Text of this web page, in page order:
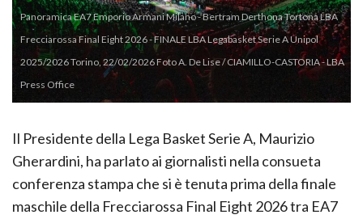
Panoramica EA7 Emporio Armani Milano - Bertram Derthona Tortona LBA
Frecciarossa Final Eight 2026 - FINALE LBA Legabasket Serie A Unipol
2025/2026 Torino, 22/02/2026 Foto A. De Lise / CIAMILLO-CASTORIA - LBA
Press Office
Il Presidente della Lega Basket Serie A, Maurizio
Gherardini, ha parlato ai giornalisti nella consueta
conferenza stampa che si è tenuta prima della finale
maschile della Frecciarossa Final Eight 2026 tra EA7